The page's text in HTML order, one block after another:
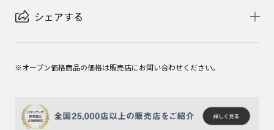
シェアする
※オープン価格商品の価格は販売店にお問い合わせください。